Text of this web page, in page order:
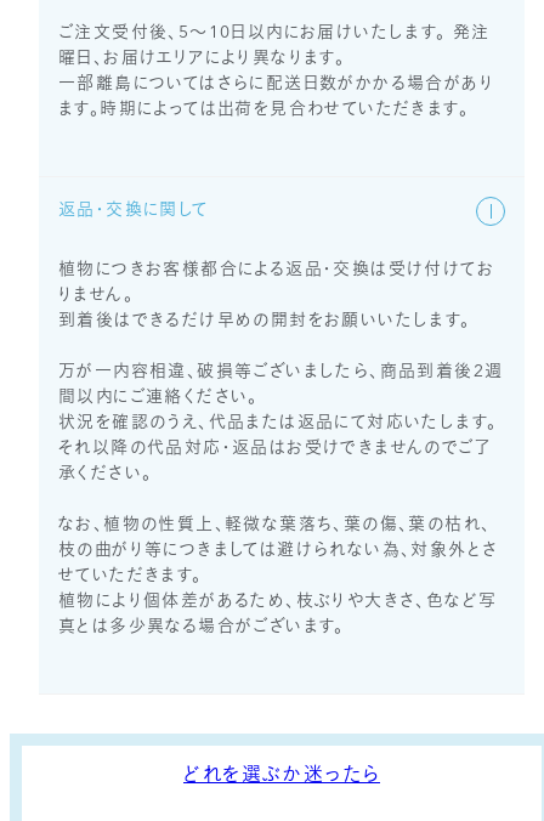
ご注文受付後、5～10日以内にお届けいたします。 発注
曜日、お届けエリアにより異なります。
一部離島についてはさらに配送日数がかかる場合があり
ます。時期によっては出荷を見合わせていただきます。
返品・交換に関して
植物につきお客様都合による返品・交換は受け付けてお
りません。
到着後はできるだけ早めの開封をお願いいたします。
万が一内容相違、破損等ございましたら、商品到着後2週
間以内にご連絡ください。
状況を確認のうえ、代品または返品にて対応いたします。
それ以降の代品対応・返品はお受けできませんのでご了
承ください。
なお、植物の性質上、軽微な葉落ち、葉の傷、葉の枯れ、
枝の曲がり等につきましては避けられない為、対象外とさ
せていただきます。
植物により個体差があるため、枝ぶりや大きさ、色など写
真とは多少異なる場合がございます。
どれを選ぶか迷ったら